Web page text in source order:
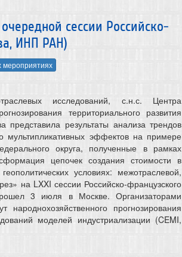
сессии Российско-
ИНП РАН)
мероприятиях
исследований, с.н.с. Центра
территориального развития
результаты анализа трендов
мультипликативных эффектов на примере
округа, полученные в рамках
цепочек создания стоимости в
условиях: межотраслевой,
на LXXI сессии Российско-французского
3 июля в Москве. Организаторами
народнохозяйственного прогнозирования
моделей индустриализации (CEMI,